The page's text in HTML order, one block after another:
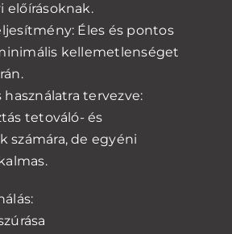
előírásoknak.
Éles és pontos
kellemetlenséget
használatra tervezve:
tetováló- és
számára, de egyéni